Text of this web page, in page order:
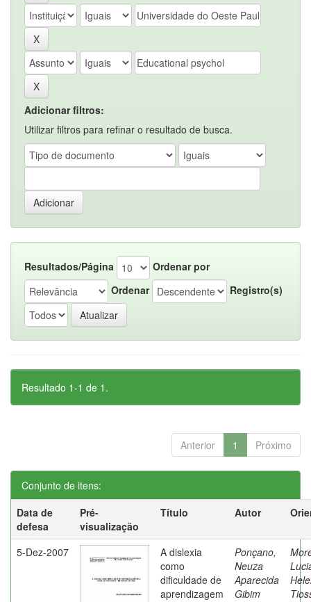
Adicionar filtros:
Utilizar filtros para refinar o resultado de busca.
Resultados/Página
Ordenar por
Ordenar
Registro(s)
Resultado 1-1 de 1.
Anterior 1 Próximo
Conjunto de itens:
Data de
defesa
Pré-
visualização
Título Autor
5-Dez-2007
A dislexia
como
dificuldade de
aprendizagem
Ponçano,
Neuza
Aparecida
Gibim